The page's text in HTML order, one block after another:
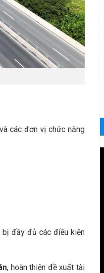
các đơn vị chức năng
bị đầy đủ các điều kiện
, hoàn thiện đề xuất tài